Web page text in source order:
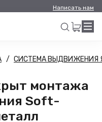
Написать нам
Искать
СИСТЕМА ВЫДВИЖЕНИЯ
монтажа
Soft-